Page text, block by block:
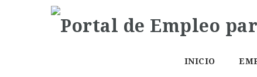
INICIO